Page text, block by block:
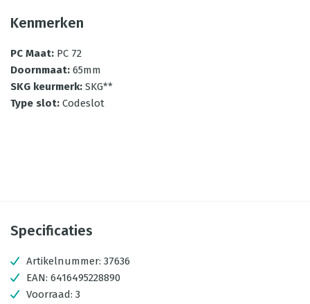
Kenmerken
PC Maat: PC 72
Doornmaat: 65mm
SKG keurmerk: SKG**
Type slot: Codeslot
Specificaties
Artikelnummer: 37636
EAN: 6416495228890
Voorraad: 3